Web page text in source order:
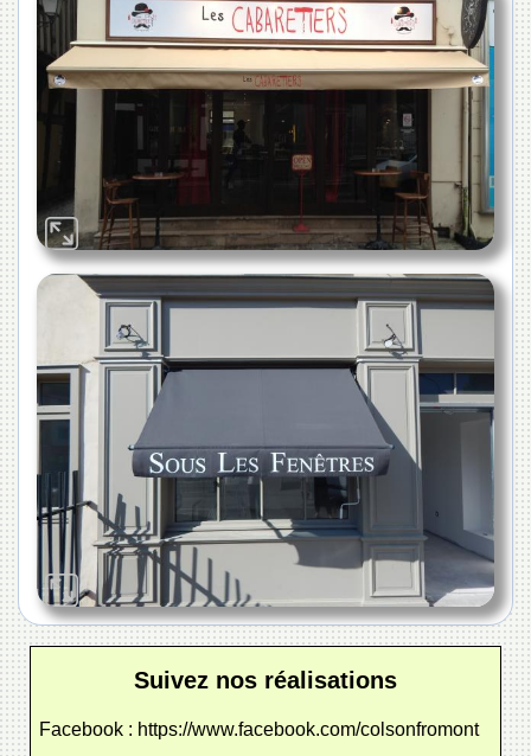
Suivez nos réalisations
Facebook : https://www.facebook.com/colsonfromont